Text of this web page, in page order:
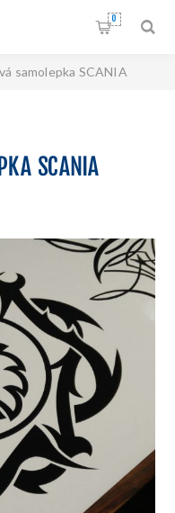
0
samolepka SCANIA
SCANIA